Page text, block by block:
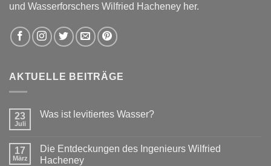
und Wasserforschers Wilfried Hacheney her.
AKTUELLE BEITRÄGE
23
Juli
Was ist levitiertes Wasser?
17
März
Die Entdeckungen des Ingenieurs Wilfried
Hacheney